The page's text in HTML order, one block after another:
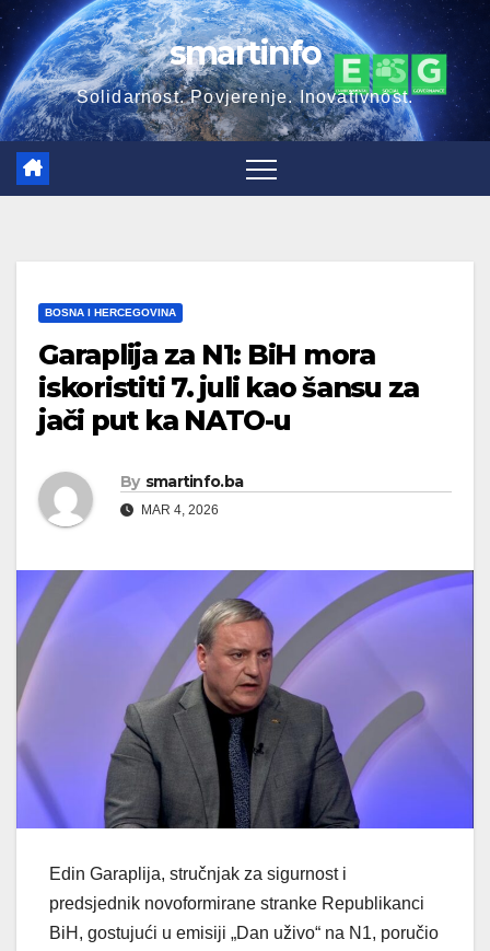
Skip
to
content
smartinfo
Solidarnost. Povjerenje. Inovativnost.
BOSNA I HERCEGOVINA
Garaplija za N1: BiH mora
iskoristiti 7. juli kao šansu za
jači put ka NATO-u
By smartinfo.ba
MAR 4, 2026
Edin Garaplija, stručnjak za sigurnost i
predsjednik novoformirane stranke Republikanci
BiH, gostujući u emisiji „Dan uživo“ na N1, poručio